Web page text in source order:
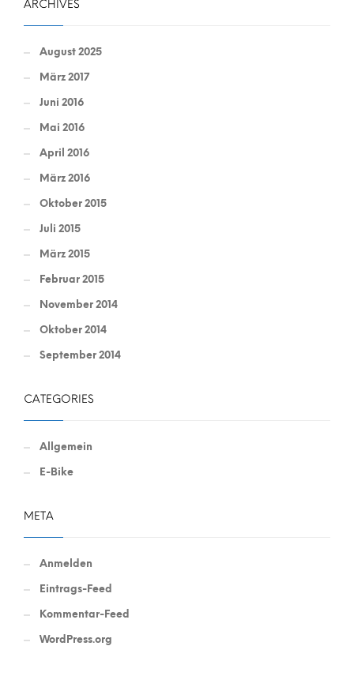
ARCHIVES
August 2025
März 2017
Juni 2016
Mai 2016
April 2016
März 2016
Oktober 2015
Juli 2015
März 2015
Februar 2015
November 2014
Oktober 2014
September 2014
CATEGORIES
Allgemein
E-Bike
META
Anmelden
Eintrags-Feed
Kommentar-Feed
WordPress.org